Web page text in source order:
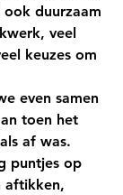
duurzaam
veel
keuzes om
even samen
toen het
af was.
puntjes op
aftikken,